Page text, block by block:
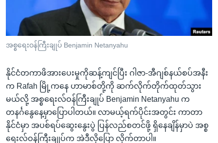
ကျော်
ကြည့်
ရှာဖွေ
ရန်
နေရာ
သို့
ကျော်
ရန်
ဗွီအိုအေ လူမှုကွန်ယက်များ
အစ္စရေးဝန်ကြီးချုပ် Benjamin Netanyahu
နိုင်ငံတကာဖိအားပေးမှုကိုဆန့်ကျင်ပြီး ဂါဇာ-အီဂျစ်နယ်စပ်အနီး
က Rafah မြို့ကနေ ဟာမာစ်တို့ကို ဆက်လိုက်တိုက်ထုတ်သွား
မယ်လို့ အစ္စရေးလ်ဝန်ကြီးချုပ် Benjamin Netanyahu က
တနင်္ဂနွေနေ့မှာပြောပါတယ်။ လာမယ့်ရက်ပိုင်းအတွင်း ကာတာ
နိုင်ငံမှာ အပစ်ရပ်ဆွေးနွေးပွဲ ပြန်လည်စတင်ဖို့ ရှိနေချိန်မှာပဲ အစ္စ
ရေးလ်ဝန်ကြီးချုပ်က အဲဒီလိုပြော လိုက်တာပါ။